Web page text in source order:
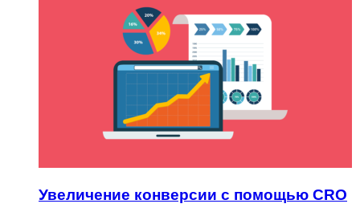
Увеличение конверсии с помощью CRO